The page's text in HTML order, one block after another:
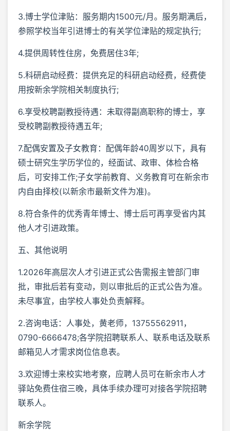
3.博士学位津贴：服务期内1500元/月。服务期满后，
参照学校当年引进博士的有关学位津贴的规定执行;
4.提供周转性住房，免费居住3年;
5.科研启动经费：提供充足的科研启动经费，经费使
用按新余学院相关制度执行;
6.享受校聘副教授待遇：未取得副高职称的博士，享
受校聘副教授待遇五年;
7.配偶安置及子女教育：配偶年龄40周岁以下，具有
硕士研究生学历学位的，经面试、政审、体检合格
后，可安排工作;子女学前教育、义务教育可在新余市
内自由择校(以新余市最新文件为准)。
8.符合条件的优秀青年博士、博士后可再享受省内其
他人才引进政策。
五、其他说明
1.2026年高层次人才引进正式公告需报主管部门审
批，审批后若有变动，则以审批后的正式公告为准。
未尽事宜，由学校人事处负责解释。
2.咨询电话：人事处，黄老师，13755562911，
0790-6666478;各学院招聘联系人、联系电话及联系
邮箱见人才需求岗位信息表。
3.欢迎博士来校实地考察，应聘人员可在新余市人才
驿站免费住宿三晚，具体手续办理可对接各学院招聘
联系人。
新余学院